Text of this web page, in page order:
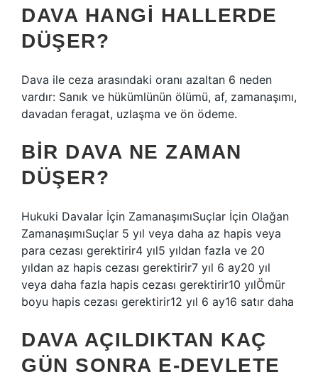
DAVA HANGI HALLERDE
DÜŞER?
Dava ile ceza arasındaki oranı azaltan 6 neden
vardır: Sanık ve hükümlünün ölümü, af, zamanaşımı,
davadan feragat, uzlaşma ve ön ödeme.
BIR DAVA NE ZAMAN
DÜŞER?
Hukuki Davalar İçin ZamanaşımıSuçlar İçin Olağan
ZamanaşımıSuçlar 5 yıl veya daha az hapis veya
para cezası gerektirir4 yıl5 yıldan fazla ve 20
yıldan az hapis cezası gerektirir7 yıl 6 ay20 yıl
veya daha fazla hapis cezası gerektirir10 yılÖmür
boyu hapis cezası gerektirir12 yıl 6 ay16 satır daha
DAVA AÇILDIKTAN KAÇ
GÜN SONRA E-DEVLETE